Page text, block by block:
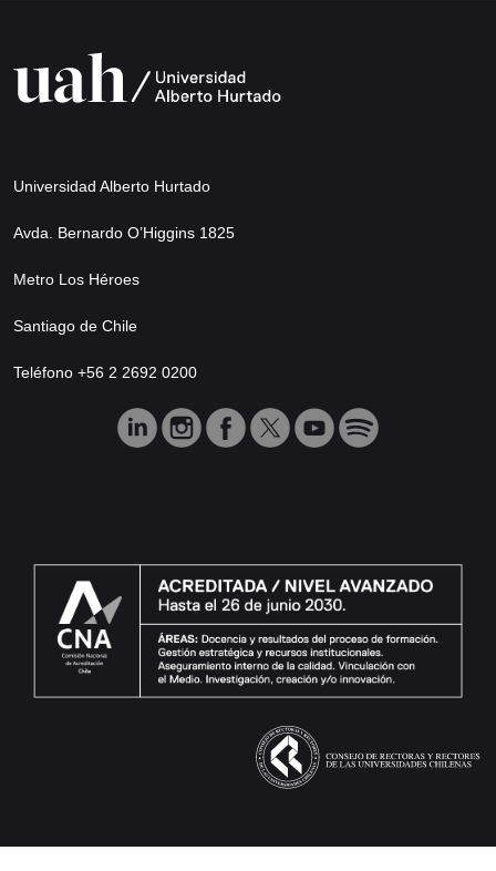
Universidad Alberto Hurtado
Avda. Bernardo O’Higgins 1825
Metro Los Héroes
Santiago de Chile
Teléfono +56 2 2692 0200